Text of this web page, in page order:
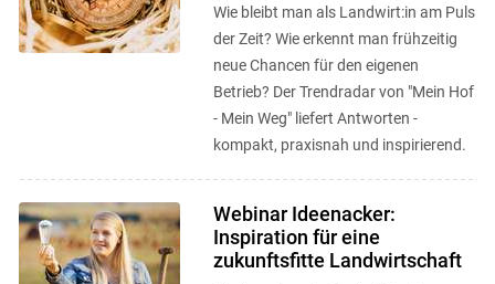
Wie bleibt man als Landwirt:in am Puls
der Zeit? Wie erkennt man frühzeitig
neue Chancen für den eigenen
Betrieb? Der Trendradar von "Mein Hof
- Mein Weg" liefert Antworten -
kompakt, praxisnah und inspirierend.
Webinar Ideenacker:
Inspiration für eine
zukunftsfitte Landwirtschaft